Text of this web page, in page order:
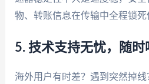
物、转账信息在传输中全程锁死
5. 技术支持无忧，随时
海外用户有时差？遇到突然掉